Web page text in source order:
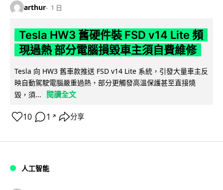
arthur 1 日
Tesla HW3 舊硬件裝 FSD v14 Lite 頻
現過熱 部分電腦損毀車主須自費維修
Tesla 向 HW3 舊車款推送 FSD v14 Lite 系統，引發大量車主反
映自動駕駛電腦嚴重過熱，部分更觸發高溫保護甚至直接燒
毀，須...
閱讀全文
10 1 ↗ 分享
人工智能